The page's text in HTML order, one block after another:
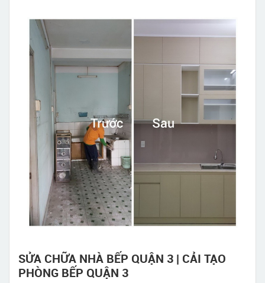
SỬA CHỮA NHÀ BẾP QUẬN 3 | CẢI TẠO
PHÒNG BẾP QUẬN 3